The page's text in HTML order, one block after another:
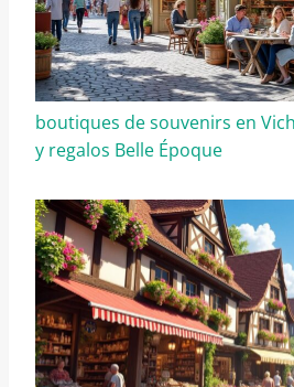
boutiques de souvenirs en
y regalos Belle Époque